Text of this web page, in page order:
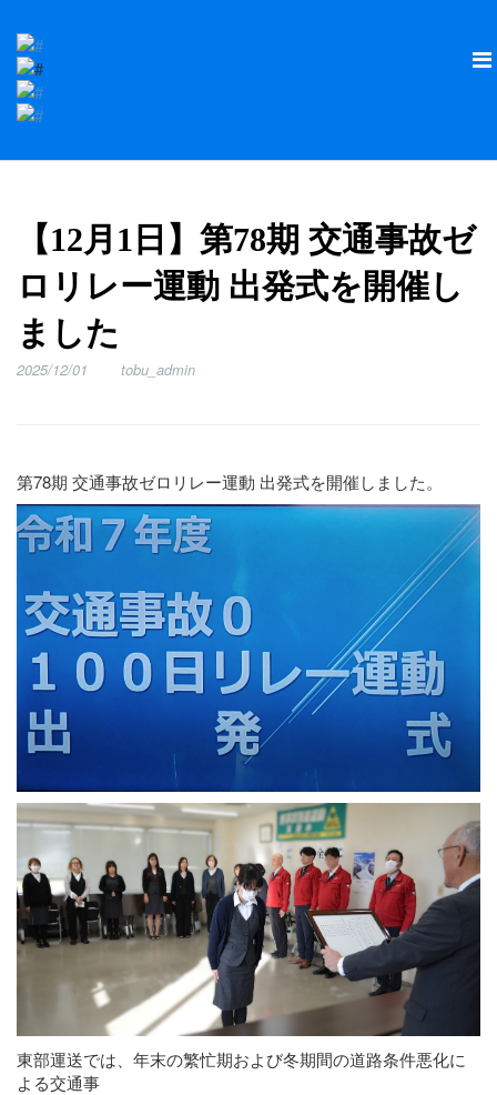
【12月1日】第78期 交通事故ゼ
ロリレー運動 出発式を開催し
ました
2025/12/01 tobu_admin
第78期 交通事故ゼロリレー運動 出発式を開催しました。
東部運送では、年末の繁忙期および冬期間の道路条件悪化に
よる交通事